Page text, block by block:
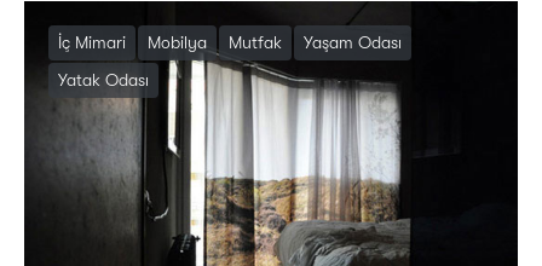
İç Mimari Mobilya Mutfak
Yaşam Odası
Yatak Odası